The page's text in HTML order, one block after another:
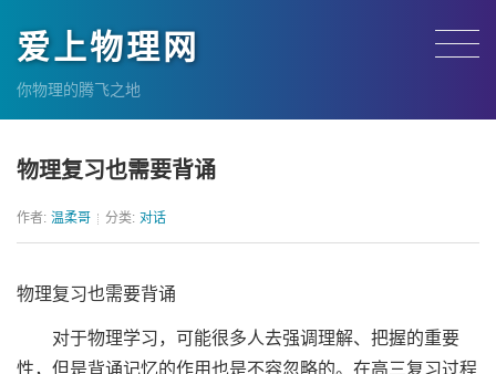
爱上物理网
你物理的腾飞之地
物理复习也需要背诵
作者: 温柔哥 分类: 对话
物理复习也需要背诵
对于物理学习，可能很多人去强调理解、把握的重要
性，但是背诵记忆的作用也是不容忽略的。在高三复习过程